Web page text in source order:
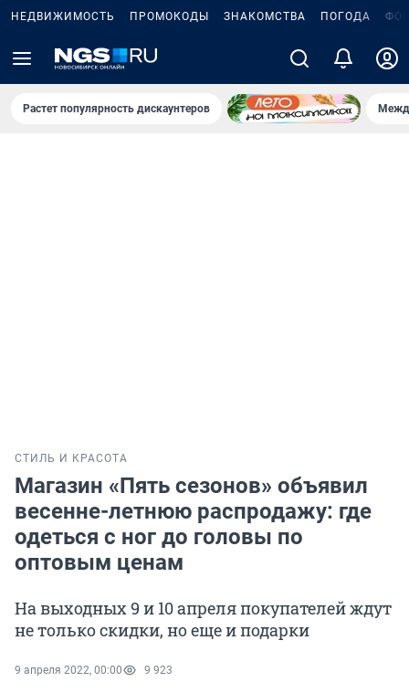
НЕДВИЖИМОСТЬ ПРОМОКОДЫ ЗНАКОМСТВА ПОГОДА
Растет популярность дискаунтеров
СТИЛЬ И КРАСОТА
Магазин «Пять сезонов» объявил
весенне-летнюю распродажу: где
одеться с ног до головы по
оптовым ценам
На выходных 9 и 10 апреля покупателей ждут
не только скидки, но еще и подарки
9 апреля 2022, 00:00 9 923